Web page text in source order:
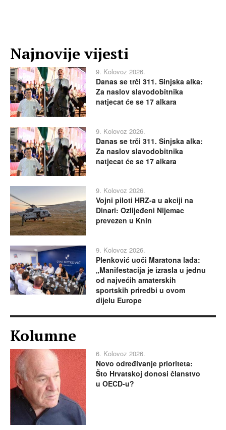
Najnovije vijesti
9. Kolovoz 2026.
Danas se trči 311. Sinjska alka:
Za naslov slavodobitnika
natjecat će se 17 alkara
9. Kolovoz 2026.
Danas se trči 311. Sinjska alka:
Za naslov slavodobitnika
natjecat će se 17 alkara
9. Kolovoz 2026.
Vojni piloti HRZ-a u akciji na
Dinari: Ozlijeđeni Nijemac
prevezen u Knin
9. Kolovoz 2026.
Plenković uoči Maratona lađa:
„Manifestacija je izrasla u jednu
od najvećih amaterskih
sportskih priredbi u ovom
dijelu Europe
Kolumne
6. Kolovoz 2026.
Novo određivanje prioriteta:
Što Hrvatskoj donosi članstvo
u OECD-u?